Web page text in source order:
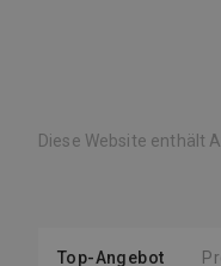
Diese Website enthält
Top-Angebot